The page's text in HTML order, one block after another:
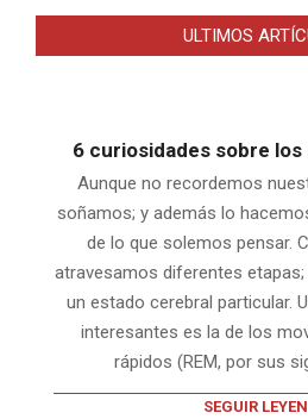
ULTIMOS
6 curiosidades sobre
Aunque no recordemos
soñamos; y además lo
de lo que solemos pensar.
atravesamos diferentes
un estado cerebral particular.
interesantes es la de los
rápidos (REM, por sus
SEGUIR